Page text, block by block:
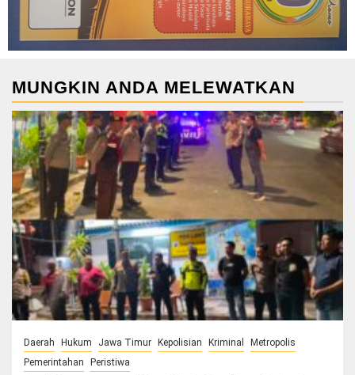
MUNGKIN ANDA MELEWATKAN
Daerah Hukum Jawa Timur Kepolisian Kriminal
Metropolis
Pemerintahan
Peristiwa